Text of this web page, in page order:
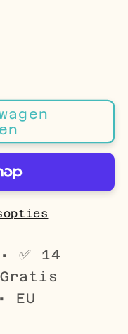
✅ 14
EU